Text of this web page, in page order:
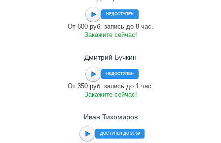
НЕДОСТУПЕН
От 600 руб. запись до 8 час.
Закажите сейчас!
Дмитрий Бучкин
НЕДОСТУПЕН
От 350 руб. запись до 1 час.
Закажите сейчас!
Иван Тихомиров
ДОСТУПЕН ДО 23:59